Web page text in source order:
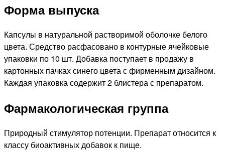
Форма выпуска
Капсулы в натуральной растворимой оболочке белого
цвета. Средство расфасовано в контурные ячейковые
упаковки по 10 шт. Добавка поступает в продажу в
картонных пачках синего цвета с фирменным дизайном.
Каждая упаковка содержит 2 блистера с препаратом.
Фармакологическая группа
Природный стимулятор потенции. Препарат относится к
классу биоактивных добавок к пище.